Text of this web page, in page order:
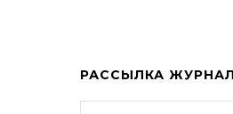
РАССЫЛКА